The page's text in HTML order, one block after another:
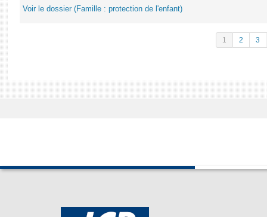
Voir le dossier (Famille : protection de l'enfant)
1 2 3